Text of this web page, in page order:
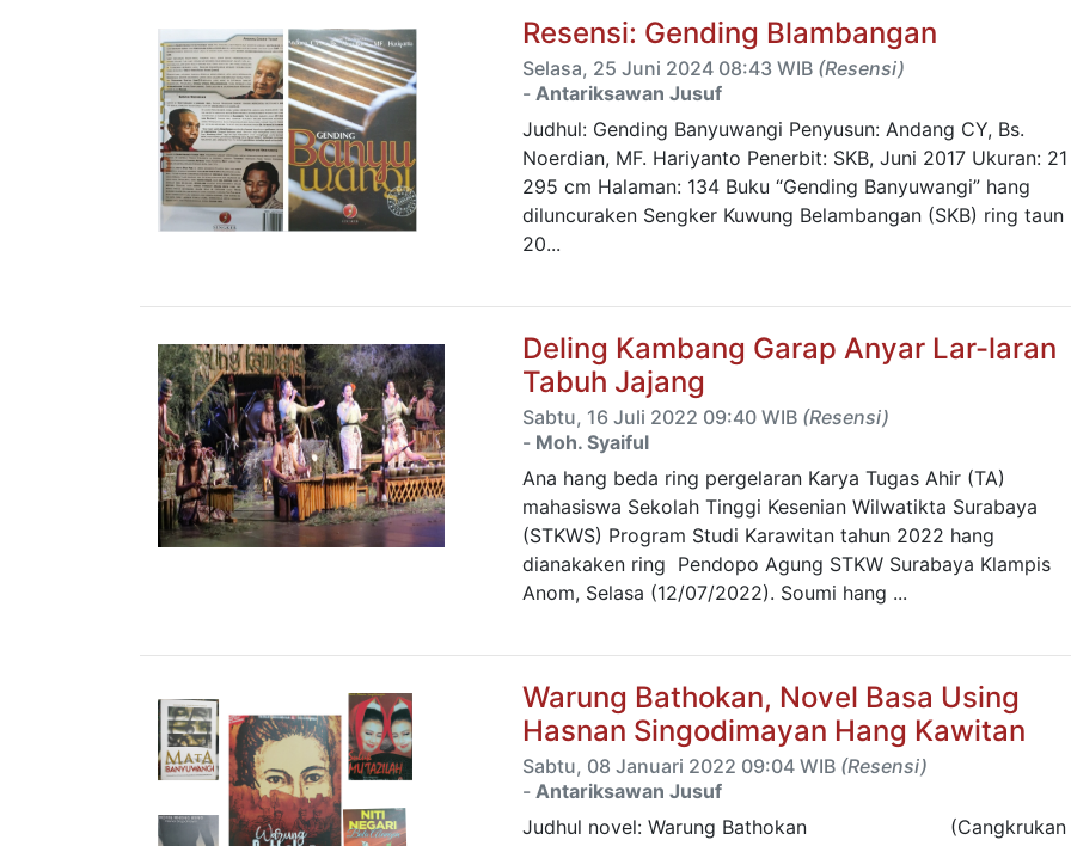
Resensi: Gending Blambangan
Selasa, 25 Juni 2024 08:43 WIB (Resensi)
- Antariksawan Jusuf
Judhul: Gending Banyuwangi Penyusun: Andang CY, Bs.
Noerdian, MF. Hariyanto Penerbit: SKB, Juni 2017 Ukuran:
295 cm Halaman: 134 Buku “Gending Banyuwangi” hang
diluncuraken Sengker Kuwung Belambangan (SKB) ring taun
20...
Deling Kambang Garap Anyar Lar-laran
Tabuh Jajang
Sabtu, 16 Juli 2022 09:40 WIB (Resensi)
- Moh. Syaiful
Ana hang beda ring pergelaran Karya Tugas Ahir (TA)
mahasiswa Sekolah Tinggi Kesenian Wilwatikta Surabaya
(STKWS) Program Studi Karawitan tahun 2022 hang
dianakaken ring Pendopo Agung STKW Surabaya Klampis
Anom, Selasa (12/07/2022). Soumi hang ...
Warung Bathokan, Novel Basa Using
Hasnan Singodimayan Hang Kawitan
Sabtu, 08 Januari 2022 09:04 WIB (Resensi)
- Antariksawan Jusuf
Judhul novel: Warung Bathokan (Cangkrukan